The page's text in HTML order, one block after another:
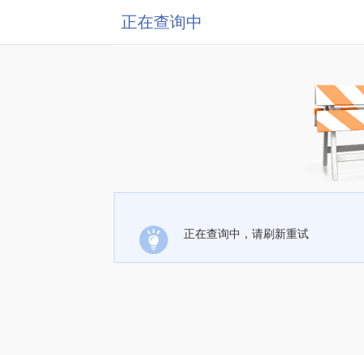
正在查询中
正在查询中，请刷新重试